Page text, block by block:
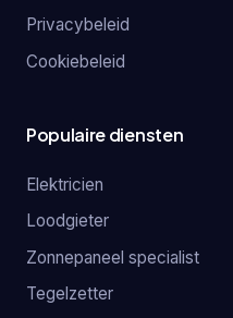
Privacybeleid
Cookiebeleid
Populaire diensten
Elektricien
Loodgieter
Zonnepaneel specialist
Tegelzetter